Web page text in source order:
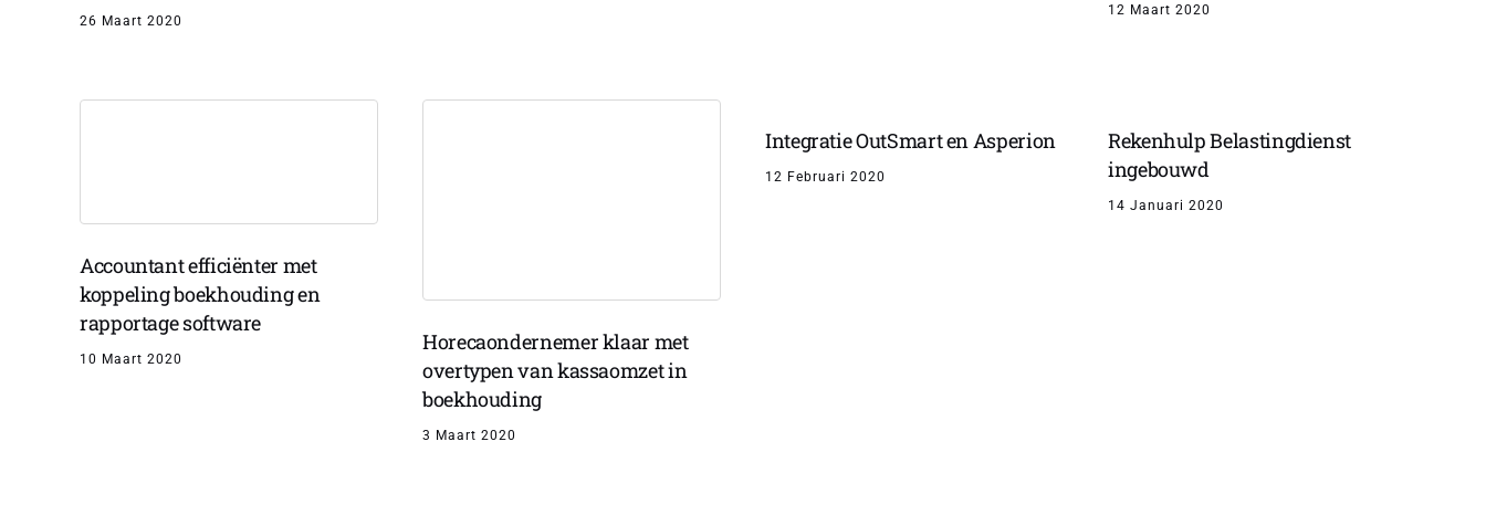
26 Maart 2020
12 Maart 2020
Accountant efficiënter met
koppeling boekhouding en
rapportage software
10 Maart 2020
Horecaondernemer klaar met
overtypen van kassaomzet in
boekhouding
3 Maart 2020
Integratie OutSmart en Asperion
12 Februari 2020
Rekenhulp Belastingdienst
ingebouwd
14 Januari 2020